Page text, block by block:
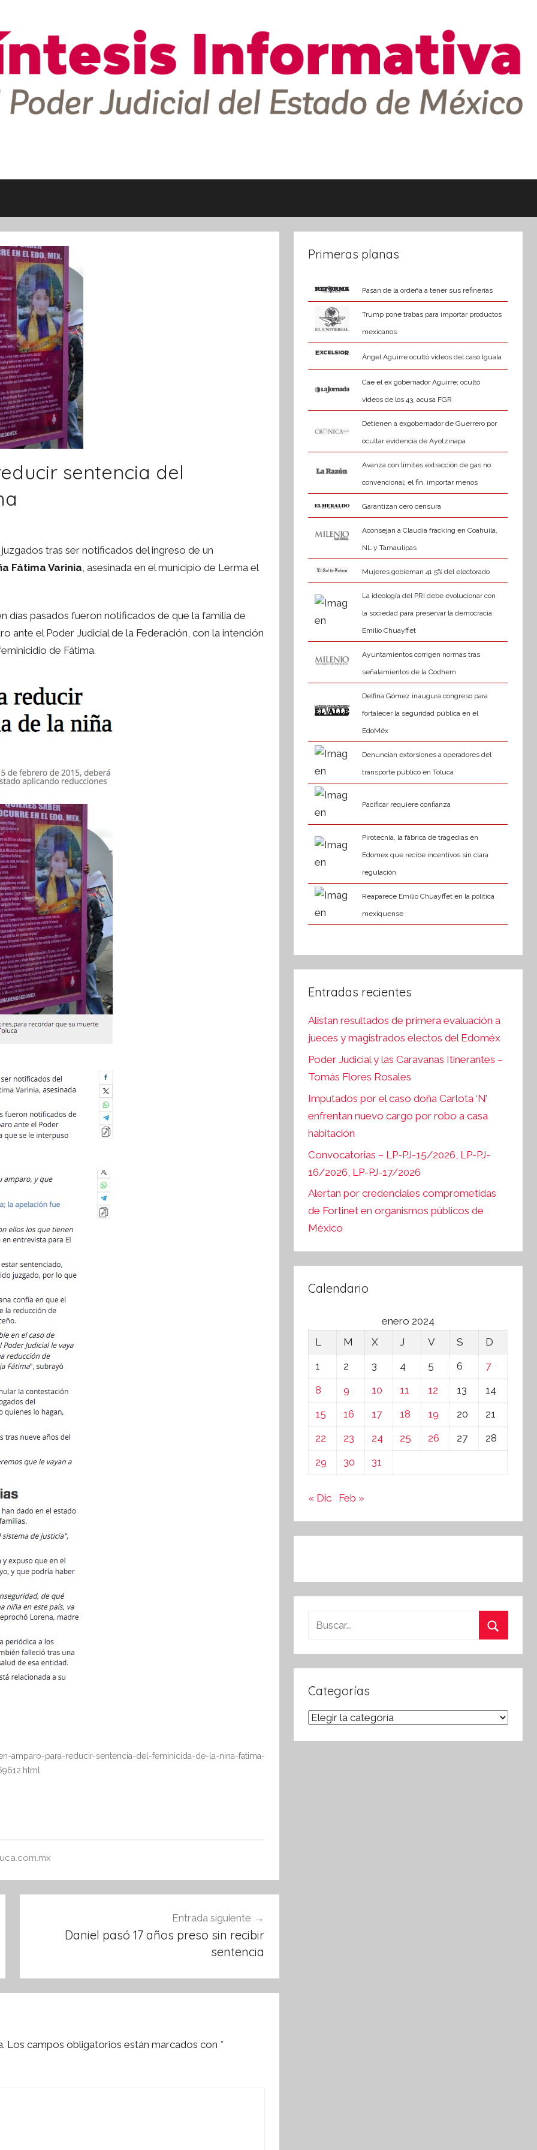
sentencia del
tras ser notificados del ingreso de un
Fátima Varinia, asesinada en el municipio de Lerma el
días pasados fueron notificados de que la familia de
ante el Poder Judicial de la Federación, con la intención
de Fátima.
amparo-para-reducir-sentencia-del-feminicida-de-la-nina-fatima-
Entrada siguiente
Daniel pasó 17 años preso sin recibir
sentencia
Los campos obligatorios están marcados con *
Primeras planas
Pasan de la ordeña a tener sus refinerías
Trump pone trabas para importar productos
mexicanos
Ángel Aguirre ocultó videos del caso Iguala
Cae el ex gobernador Aguirre; ocultó
videos de los 43, acusa FGR
Detienen a exgobernador de Guerrero por
ocultar evidencia de Ayotzinapa
Avanza con límites extracción de gas no
convencional; el fin, importar menos
Garantizan cero censura
Aconsejan a Claudia fracking en Coahuila,
NL y Tamaulipas
Mujeres gobiernan 41.5% del electorado
La ideología del PRI debe evolucionar con
la sociedad para preservar la democracia:
Emilio Chuayffet
Ayuntamientos corrigen normas tras
señalamientos de la Codhem
Delfina Gómez inaugura congreso para
fortalecer la seguridad pública en el
EdoMéx
Denuncian extorsiones a operadores del
transporte público en Toluca
Pacificar requiere confianza
Pirotecnia, la fábrica de tragedias en
Edomex que recibe incentivos sin clara
regulación
Reaparece Emilio Chuayffet en la política
mexiquense
Entradas recientes
Alistan resultados de primera evaluación a
jueces y magistrados electos del Edoméx
Poder Judicial y las Caravanas Itinerantes –
Tomás Flores Rosales
Imputados por el caso doña Carlota ‘N’
enfrentan nuevo cargo por robo a casa
habitación
Convocatorias – LP-PJ-15/2026, LP-PJ-
16/2026, LP-PJ-17/2026
Alertan por credenciales comprometidas
de Fortinet en organismos públicos de
México
Calendario
enero 2024
L
M X J V S
D
1
2 3 4 5 6
7
8
9 10 11 12 13
14
15
16 17 18 19 20
21
22
23 24 25 26 27
28
29
30 31
« Dic Feb »
Buscar:
Categorías
Categorías